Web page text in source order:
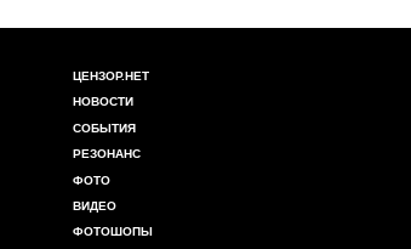
ЦЕНЗОР.НЕТ
НОВОСТИ
СОБЫТИЯ
РЕЗОНАНС
ФОТО
ВИДЕО
ФОТОШОПЫ